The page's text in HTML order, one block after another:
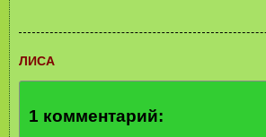
ЛИСА
1 комментарий: